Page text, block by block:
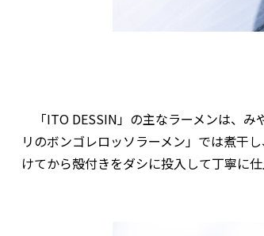
「ITO DESSIN」の主なラーメンは、み
リのボンゴレロッソラーメン」では煮干
けてから殻付きをダシに投入して丁寧に仕